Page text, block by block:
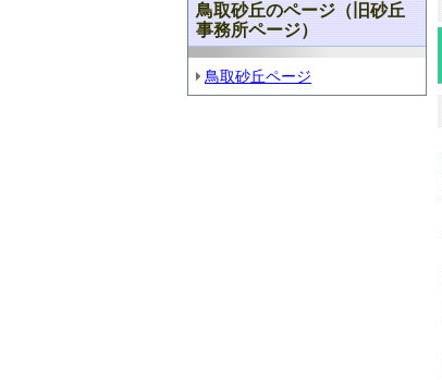
鳥取砂丘のページ（旧砂丘
事務所ページ）
鳥取砂丘ページ